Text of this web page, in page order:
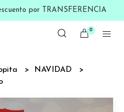
por TRANSFERENCIA
0
NAVIDAD